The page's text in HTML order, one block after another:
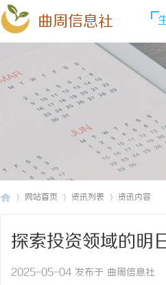
曲周信息社
网站首页 资讯列表 资讯内容
探索投资领域的明
2025-05-04 发布于 曲周信息社